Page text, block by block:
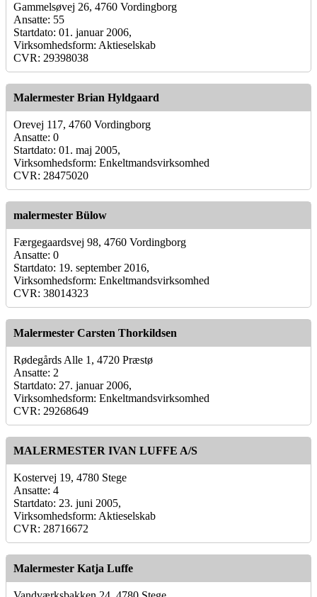
Gammelsøvej 26, 4760 Vordingborg
Ansatte: 55
Startdato: 01. januar 2006,
Virksomhedsform: Aktieselskab
CVR: 29398038
Malermester Brian Hyldgaard
Orevej 117, 4760 Vordingborg
Ansatte: 0
Startdato: 01. maj 2005,
Virksomhedsform: Enkeltmandsvirksomhed
CVR: 28475020
malermester Bülow
Færgegaardsvej 98, 4760 Vordingborg
Ansatte: 0
Startdato: 19. september 2016,
Virksomhedsform: Enkeltmandsvirksomhed
CVR: 38014323
Malermester Carsten Thorkildsen
Rødegårds Alle 1, 4720 Præstø
Ansatte: 2
Startdato: 27. januar 2006,
Virksomhedsform: Enkeltmandsvirksomhed
CVR: 29268649
MALERMESTER IVAN LUFFE A/S
Kostervej 19, 4780 Stege
Ansatte: 4
Startdato: 23. juni 2005,
Virksomhedsform: Aktieselskab
CVR: 28716672
Malermester Katja Luffe